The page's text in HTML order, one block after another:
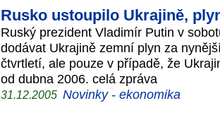
Rusko ustoupilo Ukrajině,
Ruský prezident Vladimír Putin v
dodávat Ukrajině zemní plyn za
čtvrtletí, ale pouze v případě, že
od dubna 2006. celá zpráva
31.12.2005 Novinky - ekonomika